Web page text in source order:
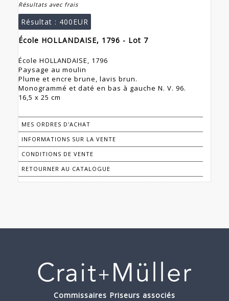
Résultats avec frais
Résultat : 400EUR
École HOLLANDAISE, 1796 - Lot 7
École HOLLANDAISE, 1796
Paysage au moulin
Plume et encre brune, lavis brun.
Monogrammé et daté en bas à gauche N. V. 96.
16,5 x 25 cm
MES ORDRES D'ACHAT
INFORMATIONS SUR LA VENTE
CONDITIONS DE VENTE
RETOURNER AU CATALOGUE
Commissaires Priseurs associés